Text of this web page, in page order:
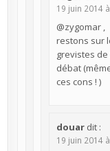
19 juin 2014
@zygomar ,
restons sur
grevistes de
débat
ces cons ! )
douar dit :
19 juin 2014